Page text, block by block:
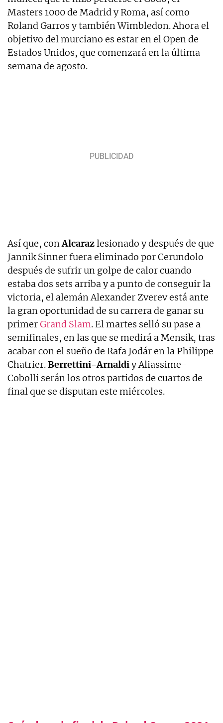
Masters 1000 de Madrid y Roma, así como
Roland Garros y también Wimbledon. Ahora el
objetivo del murciano es estar en el Open de
Estados Unidos, que comenzará en la última
semana de agosto.
Así que, conAlcarazlesionado y después de que
Jannik Sinner fuera eliminado por Cerundolo
después de sufrir un golpe de calor cuando
estaba dos sets arriba y a punto de conseguir la
victoria, el alemán Alexander Zverev está ante
la gran oportunidad de su carrera de ganar su
primerGrand Slam. El martes selló su pase a
semifinales, en las que se medirá a Mensik, tras
acabar con el sueño de Rafa Jodár en la Philippe
Chatrier.Berrettini-Arnaldiy Aliassime-
Cobolli serán los otros partidos de cuartos de
final que se disputan este miércoles.